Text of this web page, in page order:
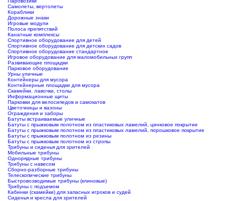
Самолеты, вертолеты
Кораблики
Дорожные знаки
Игровые модули
Полоса препятствий
Канатные комплексы
Спортивное оборудование для детей
Спортивное оборудование для детских садов
Спортивное оборудование стандартное
Игровое оборудование для маломобильных групп
Развивающие площадки
Парковое оборудование
Урны уличные
Контейнеры для мусора
Контейнерные площадки для мусора
Скамейки, лавочки, столы
Информационные щиты
Парковки для велосипедов и самокатов
Цветочницы и вазоны
Ограждения и заборы
Батуты встраиваемые уличные
Батуты с прыжковым полотном из пластиковых ламелий, цинковое покрытие
Батуты с прыжковым полотном из пластиковых ламелий, порошковое покрытие
Батуты с прыжковым полотном из резины
Батуты с прыжковым полотном из стропы
Трибуны и сиденья для зрителей
Мобильные трибуны
Однорядные трибуны
Трибуны с навесом
Сборно-разборные трибуны
Телескопические трибуны
Быстровозводимые трибуны (клиновые)
Трибуны с подъемом
Кабинки (скамейки) для запасных игроков и судей
Сиденья и кресла для зрителей